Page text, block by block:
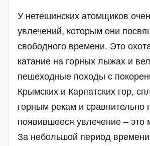
У нетешинских атомщиков
увлечений, которым они
свободного времени. Это
катание на горных лыжах и
пешеходные походы с
Крымских и Карпатских гор,
горным рекам и сравнительно
появившееся увлечение – это
За небольшой период времени